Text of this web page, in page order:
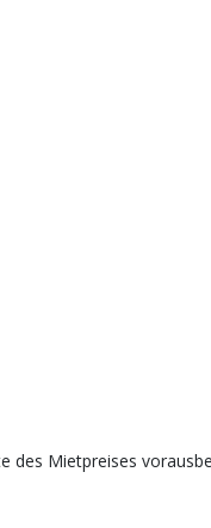
des Mietpreises